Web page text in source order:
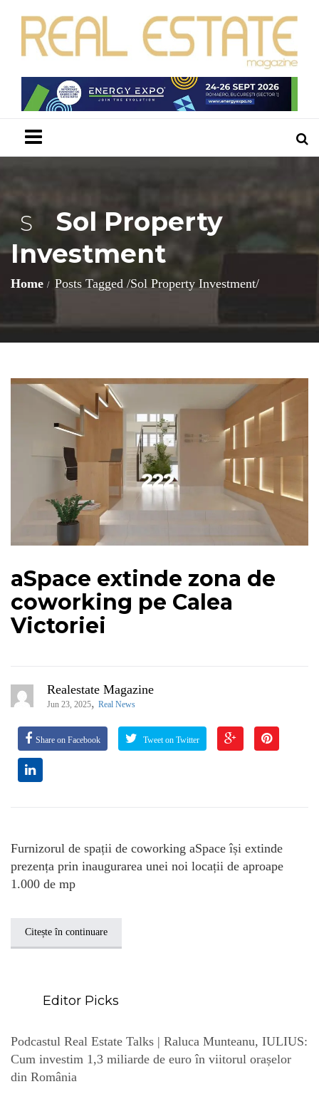
S
Sol Property
Investment
Home Posts Tagged /Sol Property Investment/
aSpace extinde zona de
coworking pe Calea
Victoriei
Realestate Magazine
Jun 23, 2025, Real News
Share on Facebook Tweet on Twitter
Furnizorul de spații de coworking aSpace își extinde
prezența prin inaugurarea unei noi locații de aproape
1.000 de mp
Citește în continuare
Editor Picks
Podcastul Real Estate Talks | Raluca Munteanu, IULIUS:
Cum investim 1,3 miliarde de euro în viitorul orașelor
din România